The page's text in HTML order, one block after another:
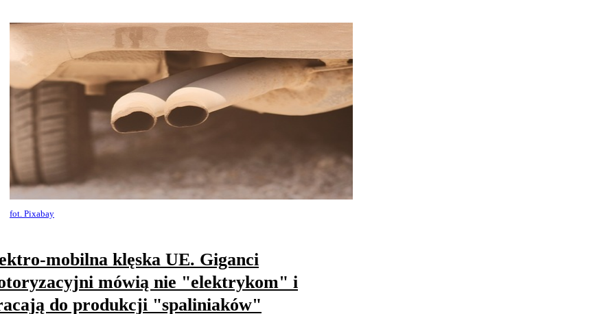
fot. Pixabay
mobilna klęska UE. Giganci
mówią nie "elektrykom" i
do produkcji "spaliniaków"